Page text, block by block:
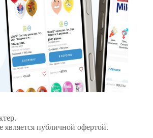
публичной офертой.